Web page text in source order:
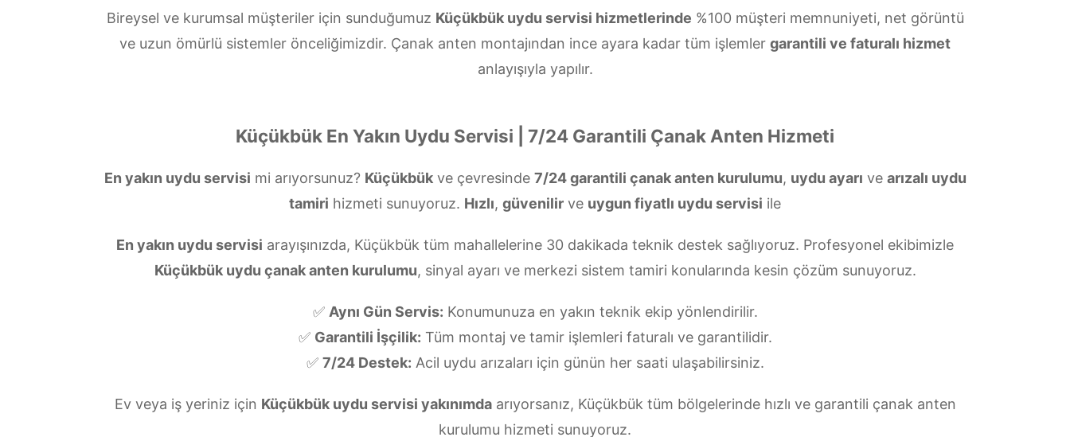
Bireysel ve kurumsal müşteriler için sunduğumuz Küçükbük uydu servisi hizmetlerinde %100 müşteri memnuniyeti, net görüntü
ve uzun ömürlü sistemler önceliğimizdir. Çanak anten montajından ince ayara kadar tüm işlemler garantili ve faturalı hizmet
anlayışıyla yapılır.
Küçükbük En Yakın Uydu Servisi | 7/24 Garantili Çanak Anten Hizmeti
En yakın uydu servisi mi arıyorsunuz? Küçükbükve çevresinde 7/24 garantili çanak anten kurulumu, uydu ayarı ve arızalı uydu
tamiri hizmeti sunuyoruz. Hızlı, güvenilir ve uygun fiyatlı uydu servisi ile
En yakın uydu servisi arayışınızda, Küçükbük tüm mahallelerine 30 dakikada teknik destek sağlıyoruz. Profesyonel ekibimizle
Küçükbük uydu çanak anten kurulumu, sinyal ayarı ve merkezi sistem tamiri konularında kesin çözüm sunuyoruz.
✅ Aynı Gün Servis: Konumunuza en yakın teknik ekip yönlendirilir.
✅ Garantili İşçilik: Tüm montaj ve tamir işlemleri faturalı ve garantilidir.
✅ 7/24 Destek: Acil uydu arızaları için günün her saati ulaşabilirsiniz.
Ev veya iş yeriniz için Küçükbük uydu servisi yakınımdaarıyorsanız, Küçükbük tüm bölgelerinde hızlı ve garantili çanak anten
kurulumu hizmeti sunuyoruz.